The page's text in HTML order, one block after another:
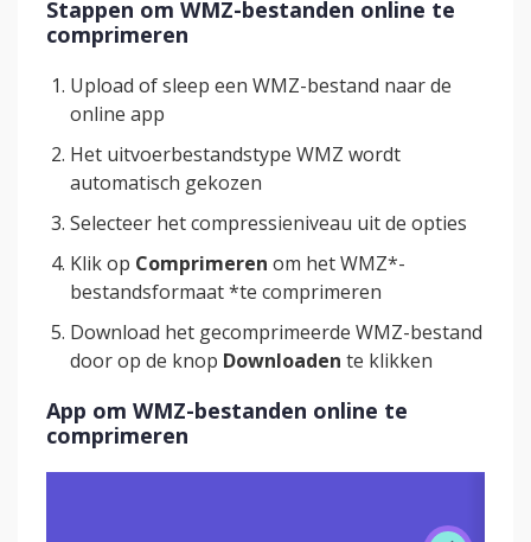
Stappen om WMZ-bestanden online te
comprimeren
Upload of sleep een WMZ-bestand naar de
online app
Het uitvoerbestandstype WMZ wordt
automatisch gekozen
Selecteer het compressieniveau uit de opties
Klik op Comprimeren om het WMZ*-
bestandsformaat *te comprimeren
Download het gecomprimeerde WMZ-bestand
door op de knop Downloaden te klikken
App om WMZ-bestanden online te
comprimeren